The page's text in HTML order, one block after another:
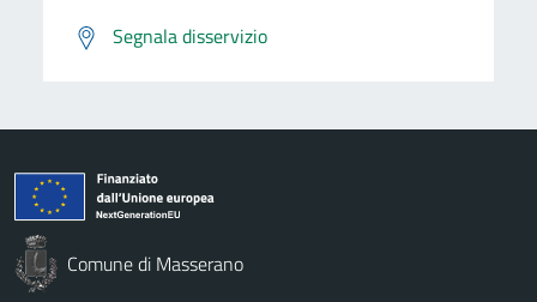
Segnala disservizio
Comune di Masserano